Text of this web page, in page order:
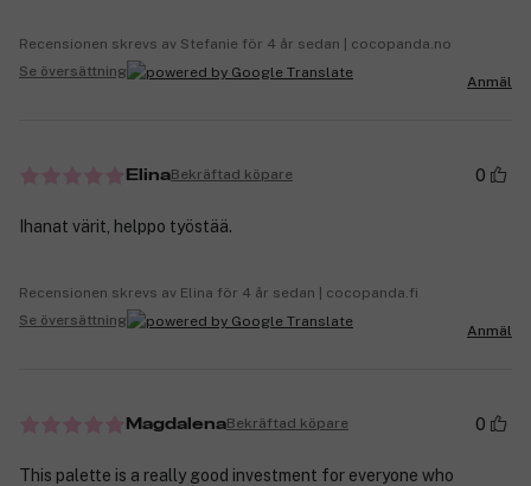
Recensionen skrevs av Stefanie för 4 år sedan | cocopanda.no
Se översättning
Anmäl
ElinaBekräftad köpare 0
Ihanat värit, helppo työstää.
Recensionen skrevs av Elina för 4 år sedan | cocopanda.fi
Se översättning
Anmäl
MagdalenaBekräftad köpare 0
This palette is a really good investment for everyone who